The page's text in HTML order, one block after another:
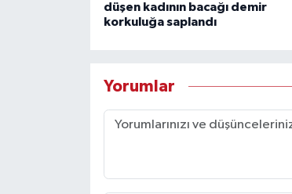
düşen kadının bacağı demir
korkuluğa saplandı
Yorumlar